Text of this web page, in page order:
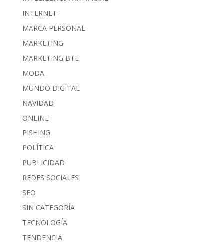
INTERNET
MARCA PERSONAL
MARKETING
MARKETING BTL
MODA
MUNDO DIGITAL
NAVIDAD
ONLINE
PISHING
POLÍTICA
PUBLICIDAD
REDES SOCIALES
SEO
SIN CATEGORÍA
TECNOLOGÍA
TENDENCIA